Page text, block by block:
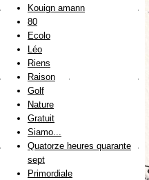
Kouign amann
80
Ecolo
Léo
Riens
Raison
Golf
Nature
Gratuit
Siamo...
Quatorze heures quarante
sept
Primordiale